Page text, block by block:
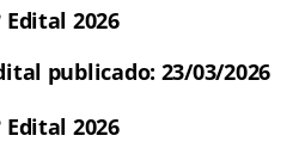
Edital 2026
publicado: 23/03/2026
Edital 2026